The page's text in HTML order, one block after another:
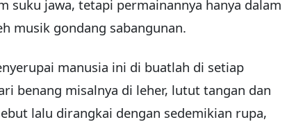
suku jawa, tetapi permainannya hanya dalam
musik gondang sabangunan.
manusia ini di buatlah di setiap
benang misalnya di leher, lutut tangan dan
lalu dirangkai dengan sedemikian rupa,